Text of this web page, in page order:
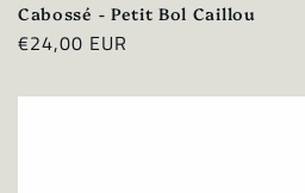
Cabossé - Petit Bol Caillou
Prix
€24,00 EUR